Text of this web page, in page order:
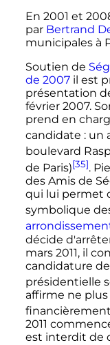
En 2001 et
par Bertrand
municipales à
Soutien de
de 2007il est
présentation
février 2007.
prend en
candidate : un
boulevard
de Paris)[35].
des Amis de
qui lui permet
symbolique
décide
mars 2011, il
candidature
présidentielle
affirme ne
2011
est interdit de